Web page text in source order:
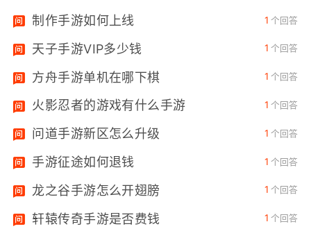
制作手游如何上线 1 个回答
天子手游VIP多少钱 1 个回答
方舟手游单机在哪下棋 1 个回答
火影忍者的游戏有什么手游 1 个回答
问道手游新区怎么升级 1 个回答
手游征途如何退钱 1 个回答
龙之谷手游怎么开翅膀 1 个回答
轩辕传奇手游是否费钱 1 个回答